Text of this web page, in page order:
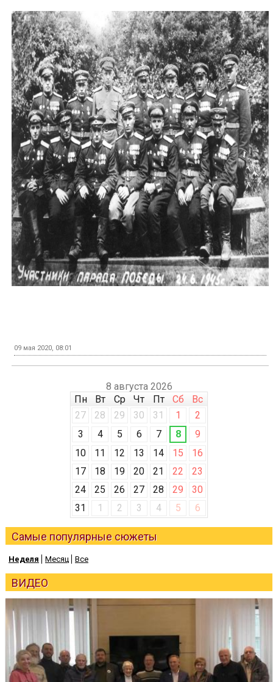
09 мая 2020, 08:01
8 августа 2026
Пн
Вт Ср Чт Пт Сб
Вс
27
28 29 30 31 1
2
3
4 5 6 7 8
9
10
11 12 13 14 15
16
17
18 19 20 21 22
23
24
25 26 27 28 29
30
31
1 2 3 4 5 6
Самые популярные сюжеты
Неделя Месяц Все
ВИДЕО